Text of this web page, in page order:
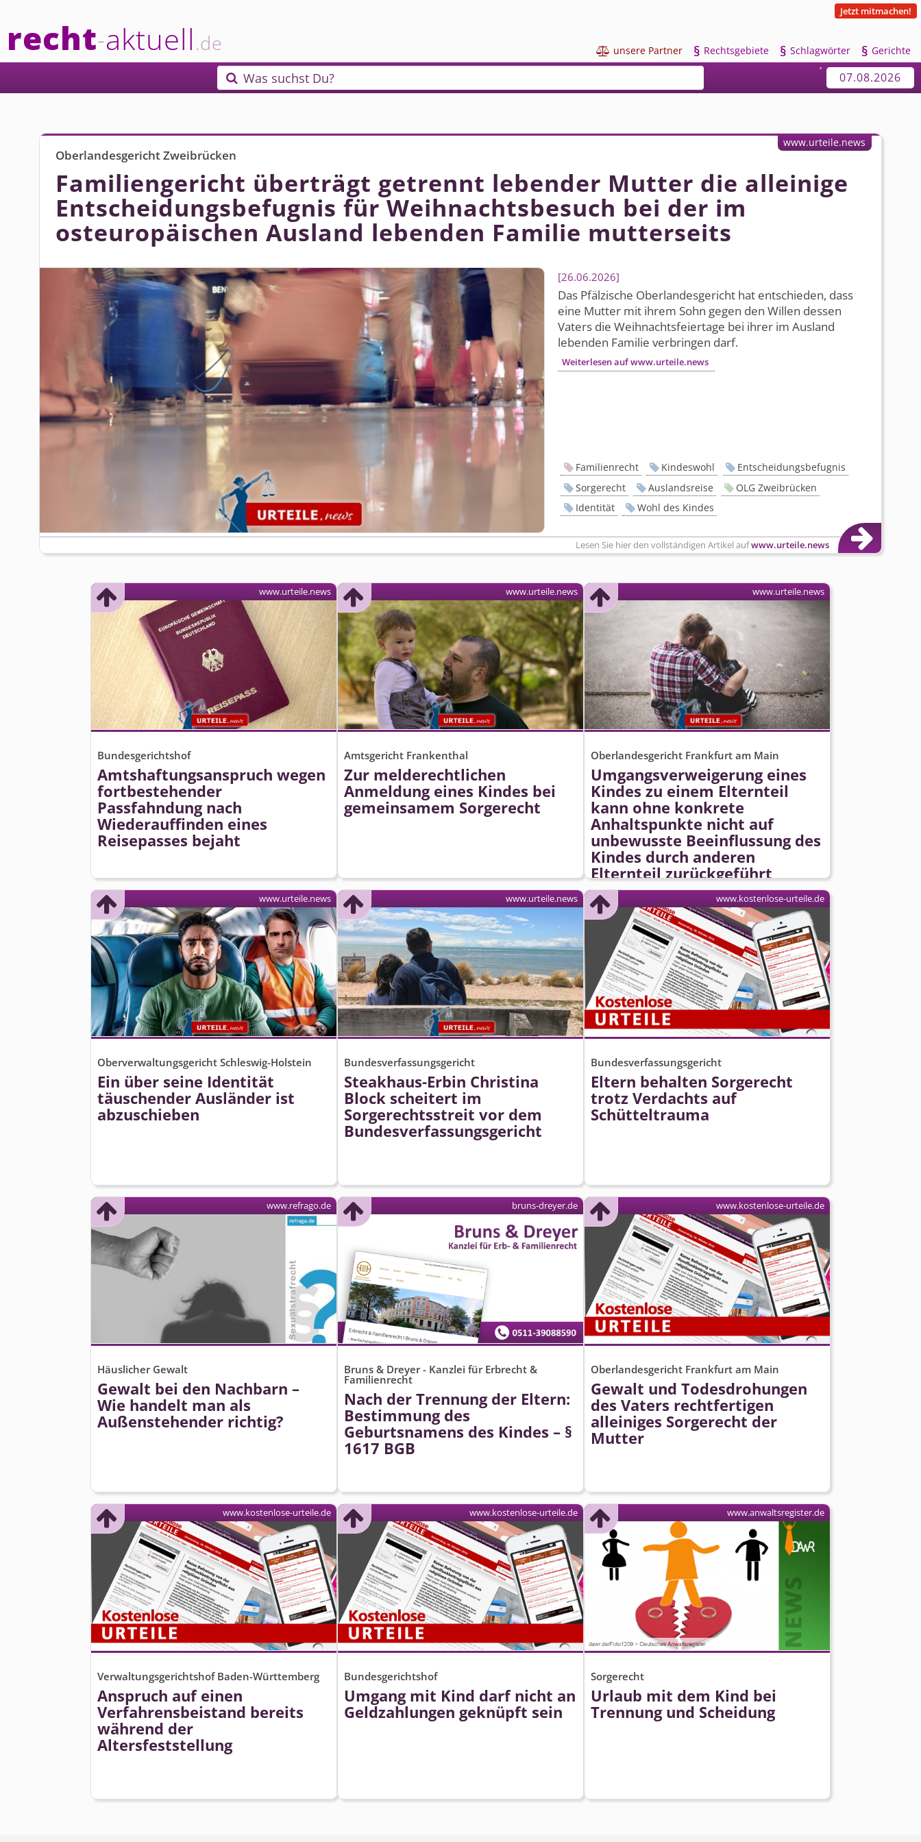
recht-aktuell.de
Jetzt mitmachen!
 unsere Partner § Rechtsgebiete § Schlagwörter § Gerichte
 Was suchst Du? 07.08.2026
Oberlandesgericht Zweibrücken
Familiengericht überträgt getrennt lebender Mutter die alleinige
Entscheidungs­befugnis für Weihnachtsbesuch bei der im
osteuropäischen Ausland lebenden Familie mutterseits
26.06.2026
Das Pfälzische Oberlandesgericht hat entschieden, dass
eine Mutter mit ihrem Sohn gegen den Willen dessen
Vaters die Weihnachtsfeiertage bei ihrer im Ausland
lebenden Familie verbringen darf.
Weiterlesen auf www.urteile.news
Lesen Sie hier den vollständigen Artikel aufwww.urteile.news
www.urteile.news
Familienrecht Kindeswohl
Entscheidungsbefugnis
Sorgerecht
Auslandsreise
OLG Zweibrücken
Identität
Wohl des Kindes
Bundesgerichtshof
Amtshaftungs­anspruch wegen
fortbestehender
Passfahndung nach
Wiederauffinden eines
Reisepasses bejaht
www.urteile.news
Amtsgericht Frankenthal
Zur melderechtlichen
Anmeldung eines Kindes bei
gemeinsamem Sorgerecht
www.urteile.news
Oberlandesgericht Frankfurt am Main
Umgangsverweigerung eines
Kindes zu einem Elternteil
kann ohne konkrete
Anhaltspunkte nicht auf
unbewusste Beeinflussung des
Kindes durch anderen
Elternteil zurückgeführt
werden
www.urteile.news
Oberverwaltungsgericht Schleswig-Holstein
Ein über seine Identität
täuschender Ausländer ist
abzuschieben
www.urteile.news
Bundesverfassungsgericht
Steakhaus-Erbin Christina
Block scheitert im
Sorgerechtsstreit vor dem
Bundesver­fassungsgericht
www.urteile.news
Bundesverfassungsgericht
Eltern behalten Sorgerecht
trotz Verdachts auf
Schütteltrauma
www.kostenlose-urteile.de
Häuslicher Gewalt
Gewalt bei den Nachbarn –
Wie handelt man als
Außenstehender richtig?
www.refrago.de
Bruns & Dreyer - Kanzlei für Erbrecht &
Familienrecht
Nach der Trennung der Eltern:
Bestimmung des
Geburtsnamens des Kindes – §
1617 BGB
bruns-dreyer.de
Oberlandesgericht Frankfurt am Main
Gewalt und Todesdrohungen
des Vaters rechtfertigen
alleiniges Sorgerecht der
Mutter
www.kostenlose-urteile.de
Verwaltungsgerichtshof Baden-Württemberg
Anspruch auf einen
Verfahrensbeistand bereits
während der
Altersfeststellung
www.kostenlose-urteile.de
Bundesgerichtshof
Umgang mit Kind darf nicht an
Geldzahlungen geknüpft sein
www.kostenlose-urteile.de
Sorgerecht
Urlaub mit dem Kind bei
Trennung und Scheidung
www.anwaltsregister.de